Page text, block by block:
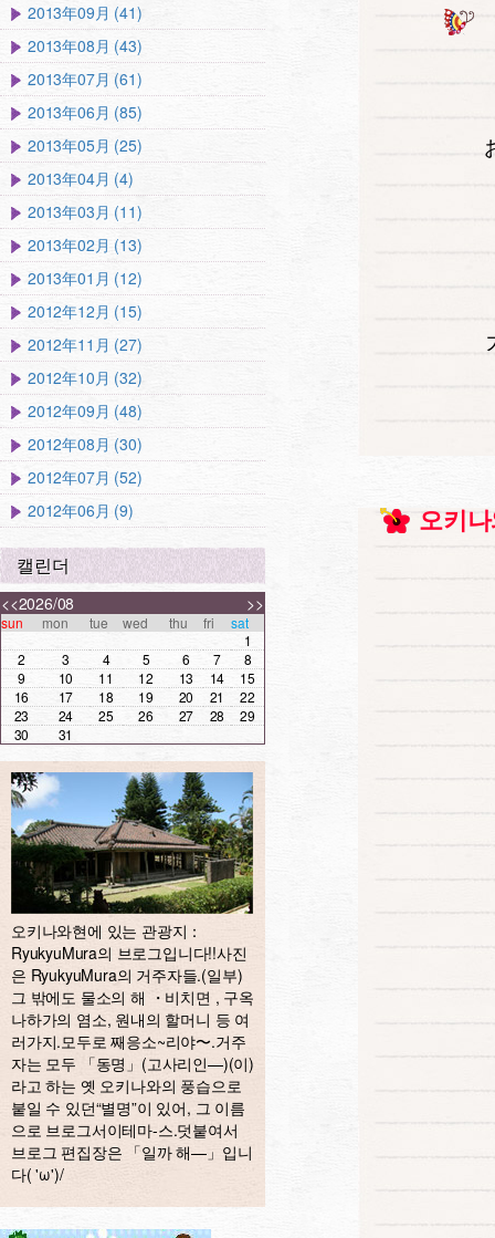
오키
2013年09月 (41)
2013年08月 (43)
2013年07月 (61)
2013年06月 (85)
2013年05月 (25)
2013年04月 (4)
2013年03月 (11)
2013年02月 (13)
2013年01月 (12)
2012年12月 (15)
2012年11月 (27)
2012年10月 (32)
2012年09月 (48)
2012年08月 (30)
2012年07月 (52)
2012年06月 (9)
캘린더
<< >>
2026/08
sun mon tue wed thu fri
sat
1
2
3 4 5 6 7
8
9
10 11 12 13 14
15
16
17 18 19 20 21
22
23
24 25 26 27 28
29
30
31
오키나와현에 있는 관광지：
RyukyuMura의 브로그입니다!!사진
은 RyukyuMura의 거주자들.(일부)
그 밖에도 물소의 해 ・비치면 , 구옥
나하가의 염소, 원내의 할머니 등 여
러가지.모두로 째응소~리야〜.거주
자는 모두 「동명」(고사리인—)(이)
라고 하는 옛 오키나와의 풍습으로
붙일 수 있던“별명”이 있어, 그 이름
으로 브로그서이테마-스.덧붙여서
브로그 편집장은 「일까 해—」입니
다( 'ω')/